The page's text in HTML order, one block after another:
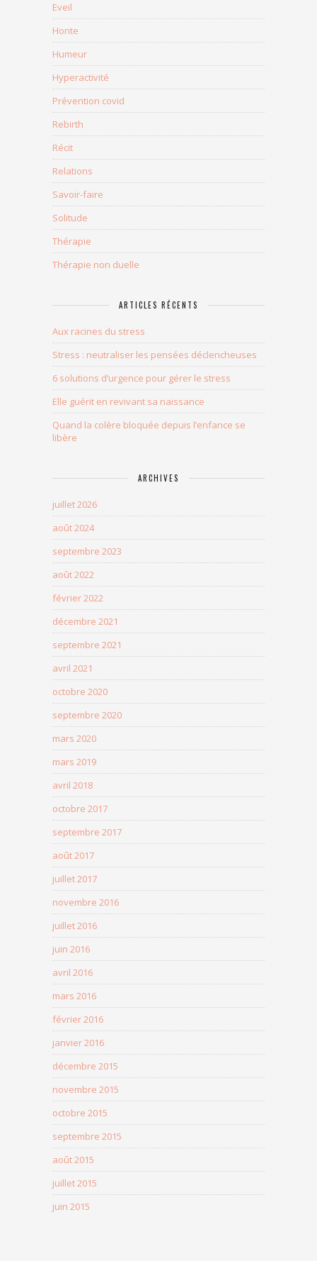
Eveil
Honte
Humeur
Hyperactivité
Prévention covid
Rebirth
Récit
Relations
Savoir-faire
Solitude
Thérapie
Thérapie non duelle
ARTICLES RÉCENTS
Aux racines du stress
Stress : neutraliser les pensées déclencheuses
6 solutions d’urgence pour gérer le stress
Elle guérit en revivant sa naissance
Quand la colère bloquée depuis l’enfance se
libère
ARCHIVES
juillet 2026
août 2024
septembre 2023
août 2022
février 2022
décembre 2021
septembre 2021
avril 2021
octobre 2020
septembre 2020
mars 2020
mars 2019
avril 2018
octobre 2017
septembre 2017
août 2017
juillet 2017
novembre 2016
juillet 2016
juin 2016
avril 2016
mars 2016
février 2016
janvier 2016
décembre 2015
novembre 2015
octobre 2015
septembre 2015
août 2015
juillet 2015
juin 2015